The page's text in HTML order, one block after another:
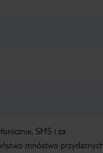
SMS i za
mnóstwo przydatnych